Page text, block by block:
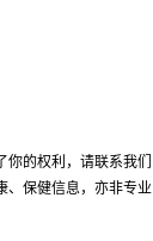
你的权利，请联系我们
、保健信息，亦非专业